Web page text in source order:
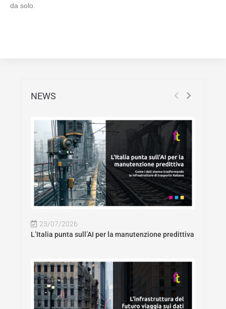
da solo.
NEWS
23/07/2026
L’Italia punta sull’AI per la manutenzione predittiva